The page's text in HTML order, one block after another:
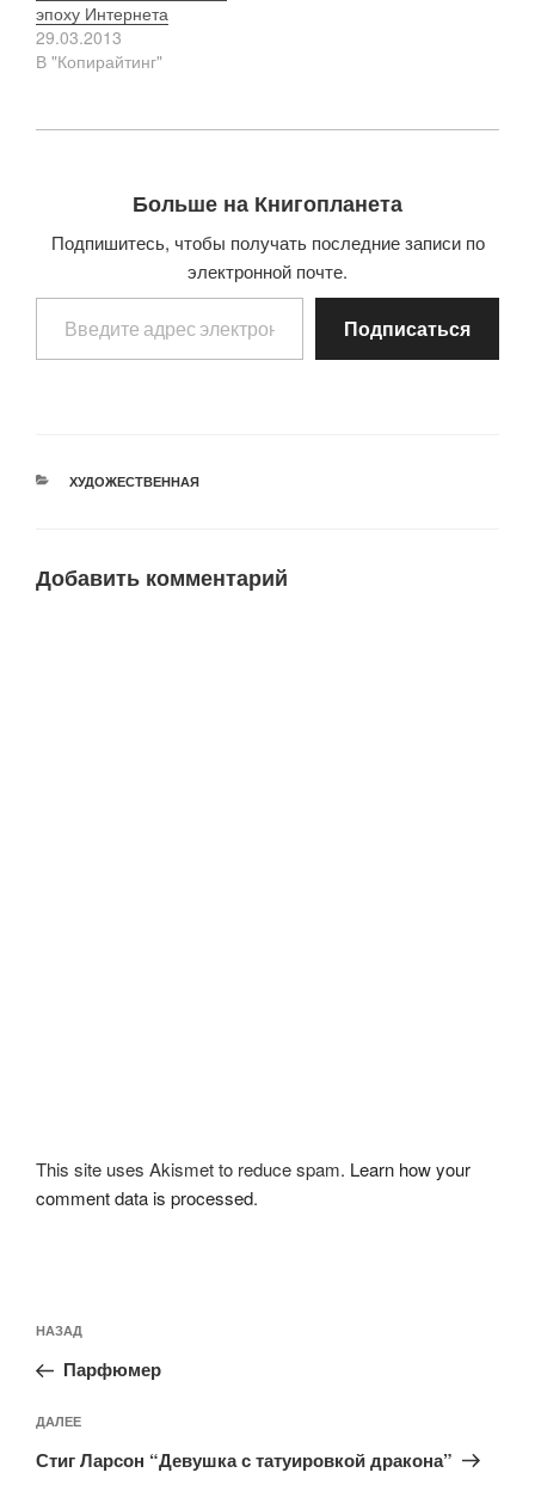
эпоху Интернета
29.03.2013
В "Копирайтинг"
Больше на Книгопланета
Подпишитесь, чтобы получать последние записи по
электронной почте.
Введите адрес электронной почты…
Подписаться
РУБРИКИ
ХУДОЖЕСТВЕННАЯ
Добавить комментарий
This site uses Akismet to reduce spam. Learn how your
comment data is processed.
по
записям
Предыдущая
запись:
НАЗАД
Парфюмер
Следующая
запись
ДАЛЕЕ
Стиг Ларсон “Девушка с татуировкой дракона”